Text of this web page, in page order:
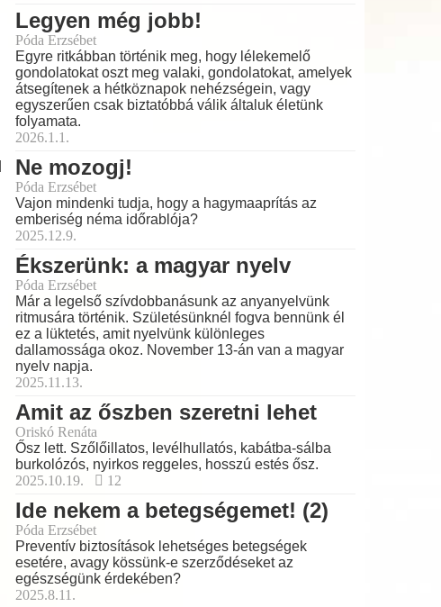
Legyen még jobb!
Póda Erzsébet
Egyre ritkábban történik meg, hogy lélekemelő
gondolatokat oszt meg valaki, gondolatokat, amelyek
átsegítenek a hétköznapok nehézségein, vagy
egyszerűen csak biztatóbbá válik általuk életünk
folyamata.
2026.1.1.
Ne mozogj!
Póda Erzsébet
Vajon mindenki tudja, hogy a hagymaaprítás az
emberiség néma időrablója?
2025.12.9.
Ékszerünk: a magyar nyelv
Póda Erzsébet
Már a legelső szívdobbanásunk az anyanyelvünk
ritmusára történik. Születésünknél fogva bennünk él
ez a lüktetés, amit nyelvünk különleges
dallamossága okoz. November 13-án van a magyar
nyelv napja.
2025.11.13.
Amit az őszben szeretni lehet
Oriskó Renáta
Ősz lett. Szőlőillatos, levélhullatós, kabátba-sálba
burkolózós, nyirkos reggeles, hosszú estés ősz.
2025.10.19.
12
Ide nekem a betegségemet! (2)
Póda Erzsébet
Preventív biztosítások lehetséges betegségek
esetére, avagy kössünk-e szerződéseket az
egészségünk érdekében?
2025.8.11.